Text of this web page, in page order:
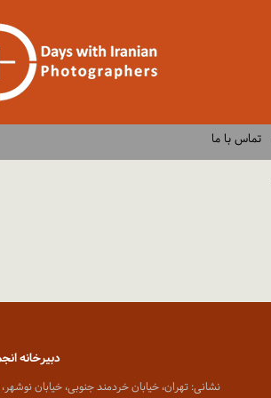
تماس با ما
دبیرخانه
نشانی: تهران، خیابان خردمند جنوبی، خیابان نوشهر، پلاک ۱۵ ساختمان شماره ۲ خانه هنرمندان